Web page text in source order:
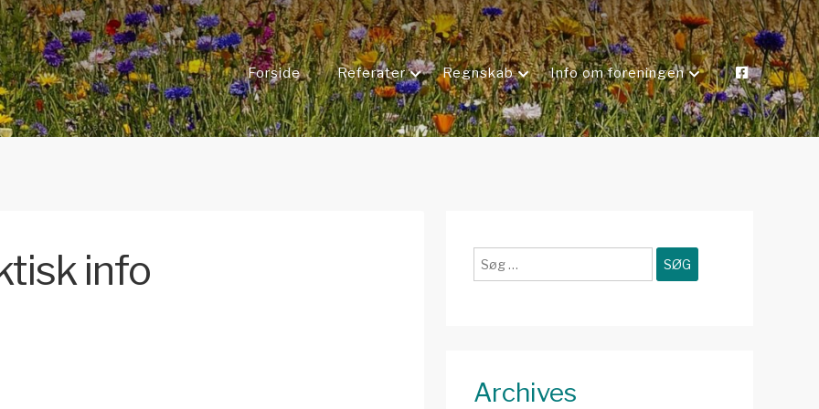
Forside Referater Regnskab Info om foreningen
info
efter:
Archives